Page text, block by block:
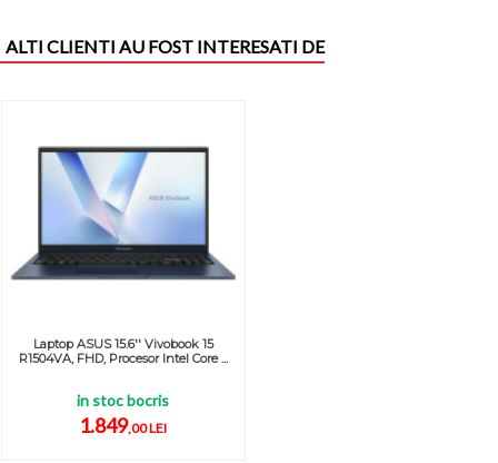
ALTI CLIENTI AU FOST INTERESATI DE
Laptop ASUS 15.6'' Vivobook 15
R1504VA, FHD, Procesor Intel Core ...
in stoc bocris
1.849,00 LEI